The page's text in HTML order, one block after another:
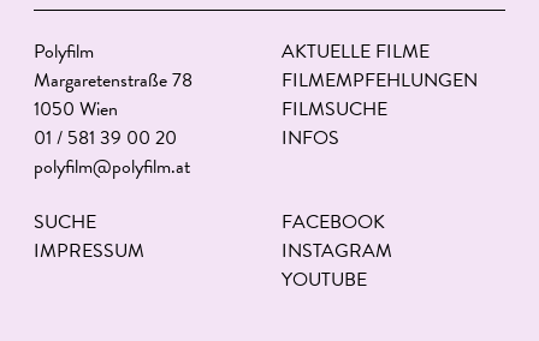
Polyfilm
Margaretenstraße 78
1050 Wien
01 / 581 39 00 20
polyfilm@polyfilm.at
AKTUELLE FILME
FILMEMPFEHLUNGEN
FILMSUCHE
INFOS
SUCHE
IMPRESSUM
FACEBOOK
INSTAGRAM
YOUTUBE